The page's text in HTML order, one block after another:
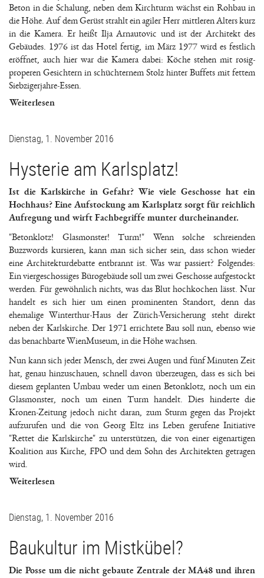
Beton in die Schalung, neben dem Kirchturm wächst ein Rohbau in
die Höhe. Auf dem Gerüst strahlt ein agiler Herr mittleren Alters kurz
in die Kamera. Er heißt Ilja Arnautovic und ist der Architekt des
Gebäudes. 1976 ist das Hotel fertig, im März 1977 wird es festlich
eröffnet, auch hier war die Kamera dabei: Köche stehen mit rosig-
properen Gesichtern in schüchternem Stolz hinter Buffets mit fettem
Siebzigerjahre-Essen.
Weiterlesen
Dienstag, 1. November 2016
Hysterie am Karlsplatz!
Ist die Karlskirche in Gefahr? Wie viele Geschosse hat ein
Hochhaus? Eine Aufstockung am Karlsplatz sorgt für reichlich
Aufregung und wirft Fachbegriffe munter durcheinander.
"Betonklotz! Glasmonster! Turm!" Wenn solche schreienden
Buzzwords kursieren, kann man sich sicher sein, dass schon wieder
eine Architekturdebatte entbrannt ist. Was war passiert? Folgendes:
Ein viergeschossiges Bürogebäude soll um zwei Geschosse aufgestockt
werden. Für gewöhnlich nichts, was das Blut hochkochen lässt. Nur
handelt es sich hier um einen prominenten Standort, denn das
ehemalige Winterthur-Haus der Zürich-Versicherung steht direkt
neben der Karlskirche. Der 1971 errichtete Bau soll nun, ebenso wie
das benachbarte WienMuseum, in die Höhe wachsen.
Nun kann sich jeder Mensch, der zwei Augen und fünf Minuten Zeit
hat, genau hinzuschauen, schnell davon überzeugen, dass es sich bei
diesem geplanten Umbau weder um einen Betonklotz, noch um ein
Glasmonster, noch um einen Turm handelt. Dies hinderte die
Kronen-Zeitung jedoch nicht daran, zum Sturm gegen das Projekt
aufzurufen und die von Georg Eltz ins Leben gerufene Initiative
"Rettet die Karlskirche" zu unterstützen, die von einer eigenartigen
Koalition aus Kirche, FPÖ und dem Sohn des Architekten getragen
wird.
Weiterlesen
Dienstag, 1. November 2016
Baukultur im Mistkübel?
Die Posse um die nicht gebaute Zentrale der MA48 und ihren